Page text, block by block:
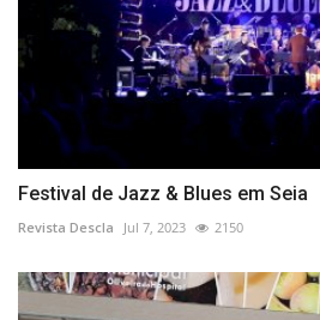
Festival de Jazz & Blues em Seia
Revista Descla Jul 7, 2023 2150